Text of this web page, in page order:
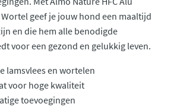
geef je jouw hond een maaltijd
en die hem alle benodigde
voor een gezond en gelukkig leven.
lamsvlees en wortelen
voor hoge kwaliteit
toevoegingen